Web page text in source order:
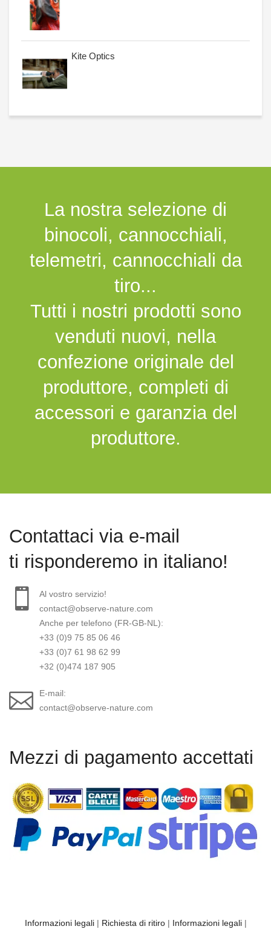
Kite Optics
La nostra selezione di
binocoli, cannocchiali,
telemetri, cannocchiali da
tiro...
Tutti i nostri prodotti sono
venduti nuovi, nella
confezione originale del
produttore, completi di
accessori e garanzia del
produttore.
Mezzi di pagamento accettati
Contattaci via e-mail
ti risponderemo in italiano!
Al vostro servizio!
contact@observe-nature.com
Anche per telefono (FR-GB-NL):
+33 (0)9 75 85 06 46
+33 (0)7 61 98 62 99
+32 (0)474 187 905
E-mail:
contact@observe-nature.com
Informazioni legali| Richiesta di ritiro| Informazioni legali|